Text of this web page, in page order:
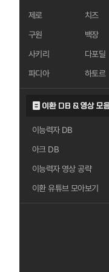
제로
치즈
구원
백장
사키리
다포딜
파디아
하토르
이환 DB & 영상 모
이능력자 DB
아크 DB
이능력자 영상 공략
이환 유튜브 모아보기